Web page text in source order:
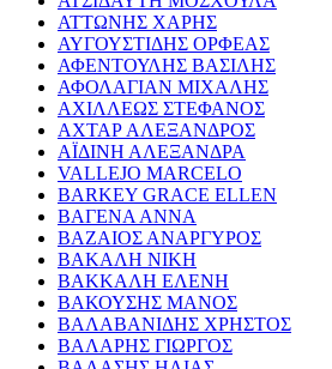
ΑΤΤΩΝΗΣ ΧΑΡΗΣ
ΑΥΓΟΥΣΤΙΔΗΣ ΟΡΦΕΑΣ
ΑΦΕΝΤΟΥΛΗΣ ΒΑΣΙΛΗΣ
ΑΦΟΛΑΓΙΑΝ ΜΙΧΑΛΗΣ
ΑΧΙΛΛΕΩΣ ΣΤΕΦΑΝΟΣ
ΑΧΤΑΡ ΑΛΕΞΑΝΔΡΟΣ
ΑΪΔΙΝΗ ΑΛΕΞΑΝΔΡΑ
VALLEJO MARCELO
BARKEY GRACE ELLEN
ΒΑΓΕΝΑ ΑΝΝΑ
ΒΑΖΑΙΟΣ ΑΝΑΡΓΥΡΟΣ
ΒΑΚΑΛΗ ΝΙΚΗ
ΒΑΚΚΑΛΗ ΕΛΕΝΗ
ΒΑΚΟΥΣΗΣ ΜΑΝΟΣ
ΒΑΛΑΒΑΝΙΔΗΣ ΧΡΗΣΤΟΣ
ΒΑΛΑΡΗΣ ΓΙΩΡΓΟΣ